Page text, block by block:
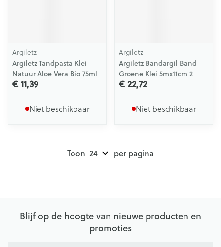
Argiletz
Argiletz Tandpasta Klei
Natuur Aloe Vera Bio 75ml
€ 11,39
Niet beschikbaar
Argiletz
Argiletz Bandargil Band
Groene Klei 5mx11cm 2
€ 22,72
Niet beschikbaar
Toon per pagina
Blijf op de hoogte van nieuwe producten en
promoties